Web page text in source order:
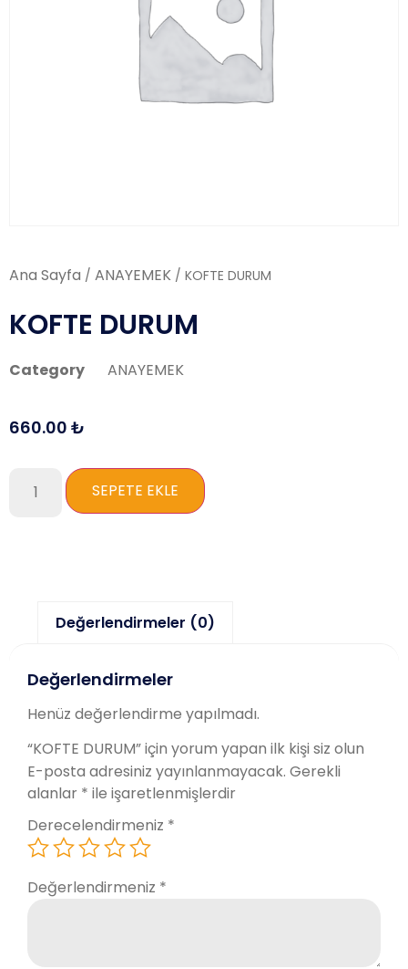
Ana Sayfa / ANAYEMEK / KOFTE DURUM
KOFTE DURUM
Category ANAYEMEK
660.00 ₺
SEPETE EKLE
Değerlendirmeler (0)
Değerlendirmeler
Henüz değerlendirme yapılmadı.
“KOFTE DURUM” için yorum yapan ilk kişi siz olun
E-posta adresiniz yayınlanmayacak. Gerekli
alanlar * ile işaretlenmişlerdir
Derecelendirmeniz *
Değerlendirmeniz *